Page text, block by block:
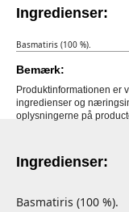
Ingredienser:
Basmatiris (100 %).
Bemærk:
Produktinformationen er
ingredienser og
oplysningerne på
Ingredienser:
Basmatiris (100 %).